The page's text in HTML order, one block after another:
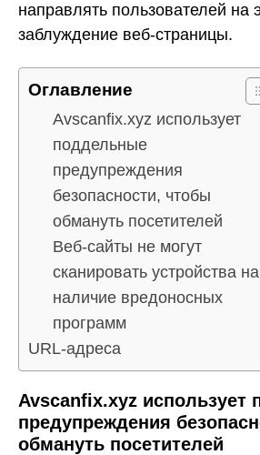
направлять пользователей на
заблуждение веб-страницы.
Оглавление
Avscanfix.xyz использует
поддельные
предупреждения
безопасности, чтобы
обмануть посетителей
Веб-сайты не могут
сканировать устройства на
наличие вредоносных
программ
URL-адреса
Avscanfix.xyz использует
предупреждения
обмануть посетителей